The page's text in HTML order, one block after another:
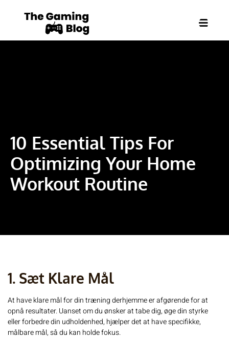
10 Essential Tips For
Optimizing Your Home
Workout Routine
1. Sæt Klare Mål
At have klare mål for din træning derhjemme er afgørende for at
opnå resultater. Uanset om du ønsker at tabe dig, øge din styrke
eller forbedre din udholdenhed, hjælper det at have specifikke,
målbare mål, så du kan holde fokus.